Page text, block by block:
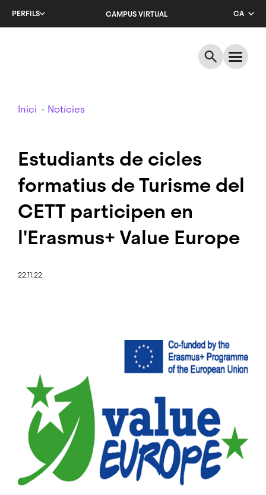
PERFILS CAMPUS VIRTUAL
CA
ES
Breadcrumb
Inici Notícies
Estudiants de cicles
formatius de Turisme del
CETT participen en
l'Erasmus+ Value Europe
22.11.22